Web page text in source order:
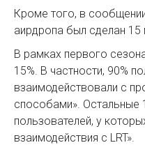
Кроме того, в
аирдропа был сделан 15
В рамках первого
15%. В частности, 90%
взаимодействовали с
способами». Остальные
пользователей, у
взаимодействия с LRT».